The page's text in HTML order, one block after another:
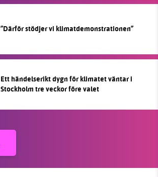
”Därför stödjer vi klimatdemonstrationen”
Ett händelserikt dygn för klimatet väntar i
Stockholm tre veckor före valet